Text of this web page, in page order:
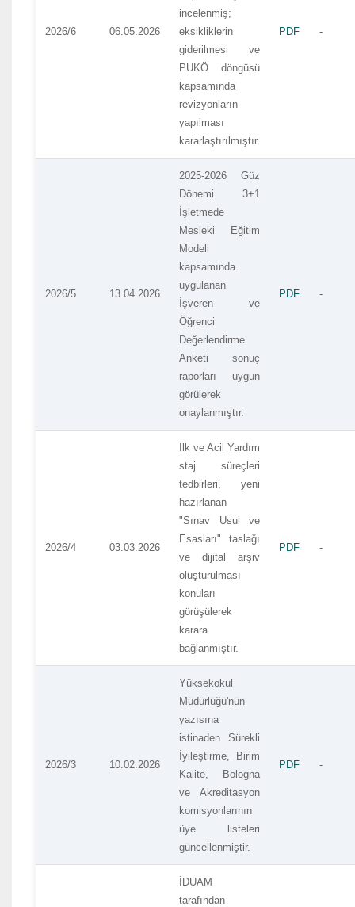
2026/6 06.05.2026
incelenmiş;
eksikliklerin
giderilmesi ve
PUKÖ döngüsü
kapsamında
revizyonların
yapılması
kararlaştırılmıştır.
PDF -
2026/5 13.04.2026
2025-2026 Güz
Dönemi 3+1
İşletmede
Mesleki Eğitim
Modeli
kapsamında
uygulanan
İşveren ve
Öğrenci
Değerlendirme
Anketi sonuç
raporları uygun
görülerek
onaylanmıştır.
PDF -
2026/4 03.03.2026
İlk ve Acil Yardım
staj süreçleri
tedbirleri, yeni
hazırlanan
"Sınav Usul ve
Esasları" taslağı
ve dijital arşiv
oluşturulması
konuları
görüşülerek
karara
bağlanmıştır.
PDF -
2026/3 10.02.2026
Yüksekokul
Müdürlüğü'nün
yazısına
istinaden Sürekli
İyileştirme, Birim
Kalite, Bologna
ve Akreditasyon
komisyonlarının
üye listeleri
güncellenmiştir.
PDF -
İDUAM
tarafından